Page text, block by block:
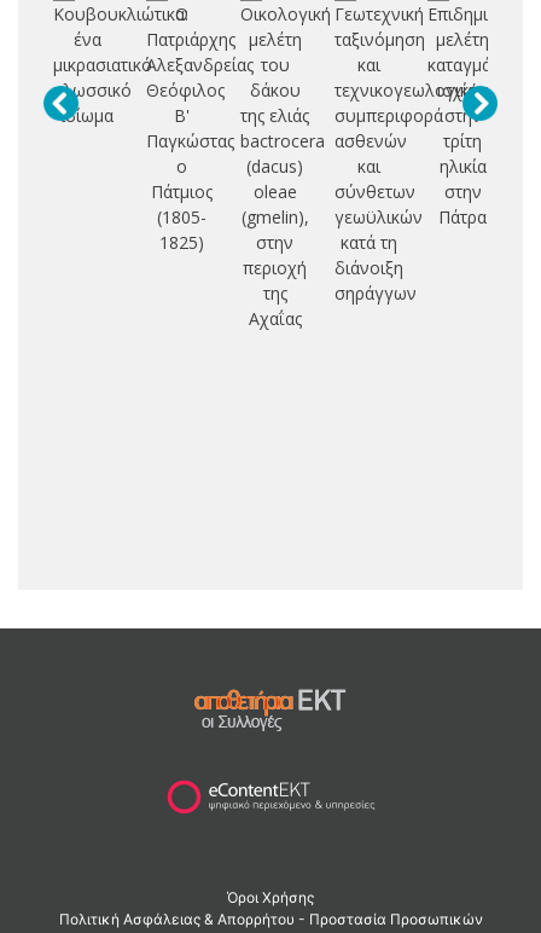
Κουβουκλιώτικα:
ένα
μικρασιατικό
γλωσσικό
ιδίωμα
Ο
Πατριάρχης
Αλεξανδρείας
Θεόφιλος
Β'
Παγκώστας
ο
Πάτμιος
(1805-
1825)
Οικολογική
μελέτη
του
δάκου
της ελιάς
bactrocera
(dacus)
oleae
(gmelin),
στην
περιοχή
της
Αχαΐας
Γεωτεχνική
ταξινόμηση
και
τεχνικογεωλογική
συμπεριφορά
ασθενών
και
σύνθετων
γεωϋλικών
κατά τη
διάνοιξη
σηράγγων
μελέτη
καταγμάτων
ισχίου
στην
τρίτη
ηλικία
στην
Πάτρα